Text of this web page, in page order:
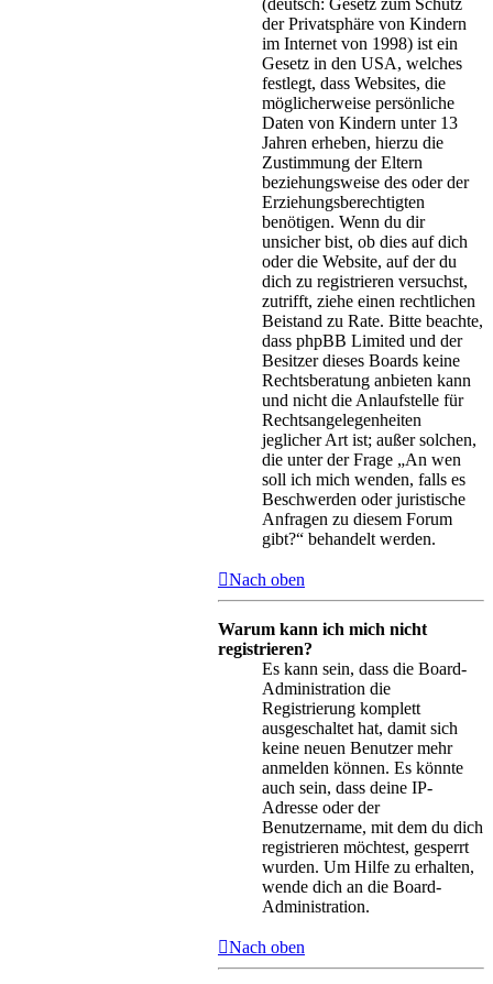
der Privatsphäre von Kindern
im Internet von 1998) ist ein
Gesetz in den USA, welches
festlegt, dass Websites, die
möglicherweise persönliche
Daten von Kindern unter 13
Jahren erheben, hierzu die
Zustimmung der Eltern
beziehungsweise des oder der
Erziehungsberechtigten
benötigen. Wenn du dir
unsicher bist, ob dies auf dich
oder die Website, auf der du
dich zu registrieren versuchst,
zutrifft, ziehe einen rechtlichen
Beistand zu Rate. Bitte beachte,
dass phpBB Limited und der
Besitzer dieses Boards keine
Rechtsberatung anbieten kann
und nicht die Anlaufstelle für
Rechtsangelegenheiten
jeglicher Art ist; außer solchen,
die unter der Frage „An wen
soll ich mich wenden, falls es
Beschwerden oder juristische
Anfragen zu diesem Forum
gibt?“ behandelt werden.
Nach oben
Warum kann ich mich nicht
registrieren?
Es kann sein, dass die Board-
Administration die
Registrierung komplett
ausgeschaltet hat, damit sich
keine neuen Benutzer mehr
anmelden können. Es könnte
auch sein, dass deine IP-
Adresse oder der
Benutzername, mit dem du dich
registrieren möchtest, gesperrt
wurden. Um Hilfe zu erhalten,
wende dich an die Board-
Administration.
Nach oben